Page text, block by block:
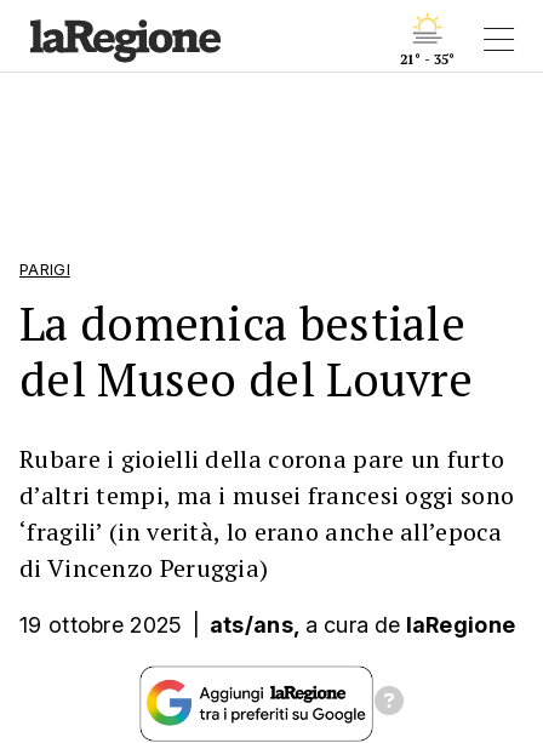
21° - 35°
PARIGI
La domenica bestiale
del Museo del Louvre
Rubare i gioielli della corona pare un furto
d’altri tempi, ma i musei francesi oggi sono
‘fragili’ (in verità, lo erano anche all’epoca
di Vincenzo Peruggia)
19 ottobre 2025 ats/ans, a cura de laRegione